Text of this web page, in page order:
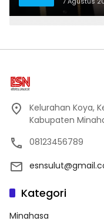
Kelurahan Koya,
Kabupaten
08123456789
Kategori
Minahasa